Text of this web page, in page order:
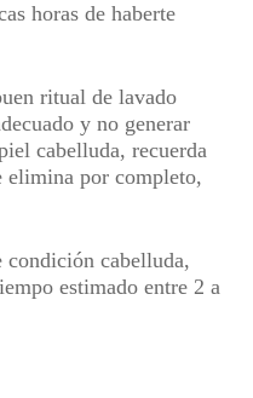
horas de haberte
ritual de lavado
y no generar
cabelluda, recuerda
elimina por completo,
condición cabelluda,
estimado entre 2 a